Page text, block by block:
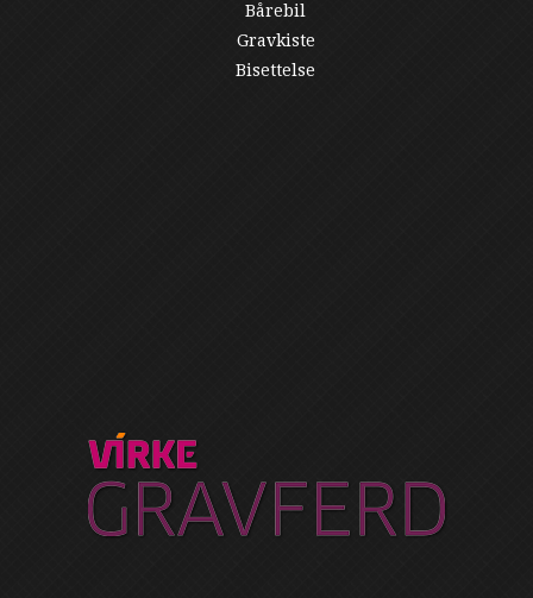
Bårebil
Gravkiste
Bisettelse